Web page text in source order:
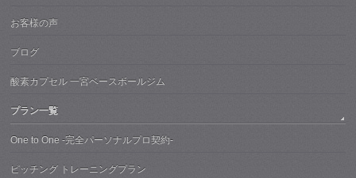
お客様の声
ブログ
酸素カプセル 一宮ベースボールジム
プラン一覧
One to One -完全パーソナルプロ契約-
ピッチング トレーニングプラン